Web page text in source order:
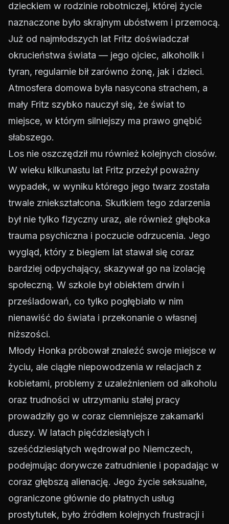
dzieckiem w rodzinie robotniczej, której życie
naznaczone było skrajnym ubóstwem i przemocą.
Już od najmłodszych lat Fritz doświadczał
okrucieństwa świata — jego ojciec, alkoholik i
tyran, regularnie bił zarówno żonę, jak i dzieci.
Atmosfera domowa była nasycona strachem, a
mały Fritz szybko nauczył się, że świat to
miejsce, w którym silniejszy ma prawo gnębić
słabszego.
Los nie oszczędził mu również kolejnych ciosów.
W wieku kilkunastu lat Fritz przeżył poważny
wypadek, w wyniku którego jego twarz została
trwale zniekształcona. Skutkiem tego zdarzenia
był nie tylko fizyczny uraz, ale również głęboka
trauma psychiczna i poczucie odrzucenia. Jego
wygląd, który z biegiem lat stawał się coraz
bardziej odpychający, skazywał go na izolację
społeczną. W szkole był obiektem drwin i
prześladowań, co tylko pogłębiało w nim
nienawiść do świata i przekonanie o własnej
niższości.
Młody Honka próbował znaleźć swoje miejsce w
życiu, ale ciągłe niepowodzenia w relacjach z
kobietami, problemy z uzależnieniem od alkoholu
oraz trudności w utrzymaniu stałej pracy
prowadziły go w coraz ciemniejsze zakamarki
duszy. W latach pięćdziesiątych i
sześćdziesiątych wędrował po Niemczech,
podejmując dorywcze zatrudnienie i popadając w
coraz głębszą alienację. Jego życie seksualne,
ograniczone głównie do płatnych usług
prostytutek, było źródłem kolejnych frustracji i